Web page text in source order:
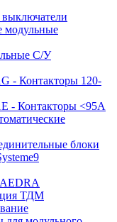
модульные
C/У
- Контакторы 120-
- Контакторы <95A
блоки
ТДМ